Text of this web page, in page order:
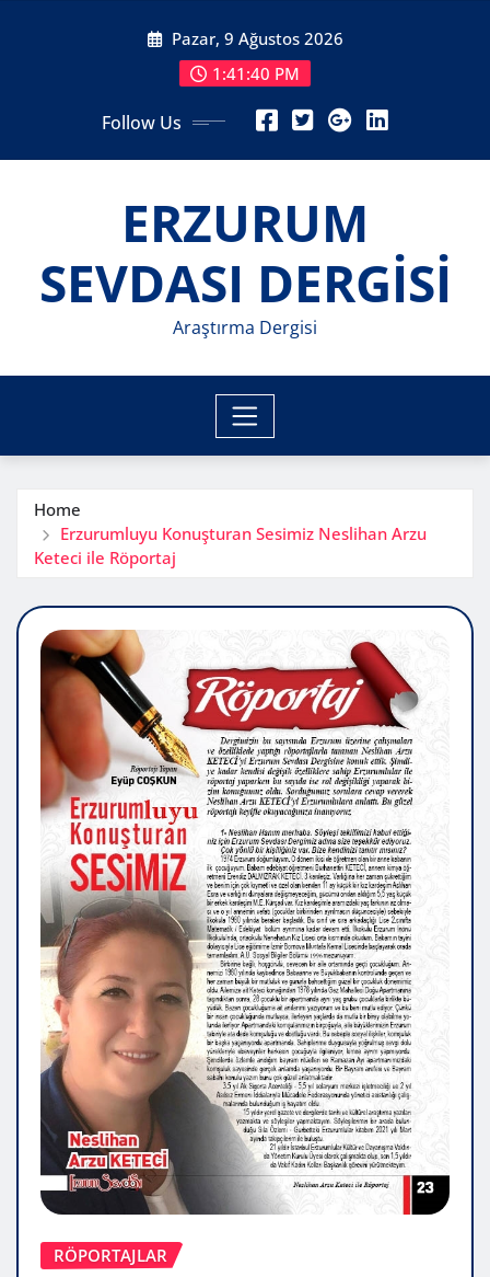
Pazar, 9 Ağustos 2026
1:41:41 PM
Follow Us
ERZURUM
SEVDASI DERGİSİ
Araştırma Dergisi
Home
Erzurumluyu Konuşturan Sesimiz Neslihan Arzu
Keteci ile Röportaj
RÖPORTAJLAR